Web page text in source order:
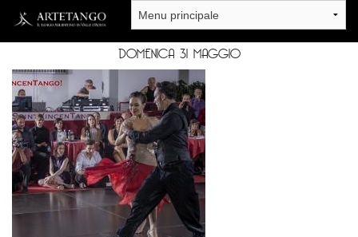
Salta al contenuto principale
DOMENICA 31 MAGGIO